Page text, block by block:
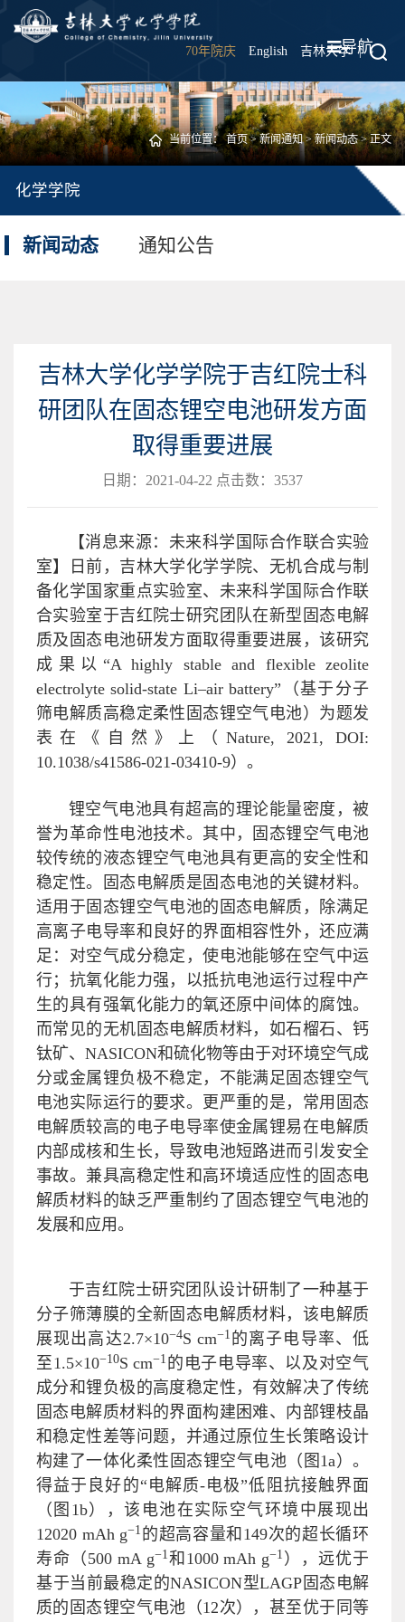
70年院庆 English 吉林大学 |
导航
当前位置：首页>新闻通知>新闻动态> 正文
化学学院
新闻动态 通知公告
吉林大学化学学院于吉红院士科
研团队在固态锂空电池研发方面
取得重要进展
日期：2021-04-22 点击数： 3537
【消息来源：未来科学国际合作联合实验
室】日前，吉林大学化学学院、无机合成与制
备化学国家重点实验室、未来科学国际合作联
合实验室于吉红院士研究团队在新型固态电解
质及固态电池研发方面取得重要进展，该研究
成果以“A highly stable and flexible zeolite
electrolyte solid-state Li–air battery”（基于分子
筛电解质高稳定柔性固态锂空气电池）为题发
表在《自然》上（Nature, 2021, DOI:
10.1038/s41586-021-03410-9）。
锂空气电池具有超高的理论能量密度，被
誉为革命性电池技术。其中，固态锂空气电池
较传统的液态锂空气电池具有更高的安全性和
稳定性。固态电解质是固态电池的关键材料。
适用于固态锂空气电池的固态电解质，除满足
高离子电导率和良好的界面相容性外，还应满
足：对空气成分稳定，使电池能够在空气中运
行；抗氧化能力强，以抵抗电池运行过程中产
生的具有强氧化能力的氧还原中间体的腐蚀。
而常见的无机固态电解质材料，如石榴石、钙
钛矿、NASICON和硫化物等由于对环境空气成
分或金属锂负极不稳定，不能满足固态锂空气
电池实际运行的要求。更严重的是，常用固态
电解质较高的电子电导率使金属锂易在电解质
内部成核和生长，导致电池短路进而引发安全
事故。兼具高稳定性和高环境适应性的固态电
解质材料的缺乏严重制约了固态锂空气电池的
发展和应用。
于吉红院士研究团队设计研制了一种基于
分子筛薄膜的全新固态电解质材料，该电解质
展现出高达2.7×10−4S cm−1 的离子电导率、低
至1.5×10−10S cm−1 的电子电导率、以及对空气
成分和锂负极的高度稳定性，有效解决了传统
固态电解质材料的界面构建困难、内部锂枝晶
和稳定性差等问题，并通过原位生长策略设计
构建了一体化柔性固态锂空气电池（图1a）。
得益于良好的“电解质-电极”低阻抗接触界面
（图1b），该电池在实际空气环境中展现出
12020 mAh g−1 的超高容量和149次的超长循环
寿命（500 mA g−1 和1000 mAh g−1 ），远优于
基于当前最稳定的NASICON型LAGP固态电解
质的固态锂空气电池（12次），甚至优于同等